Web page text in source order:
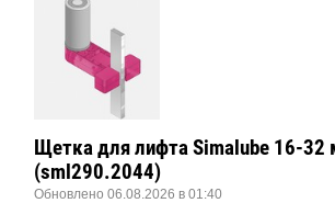
Щетка для лифта Simalube 16-32
(sml290.2044)
Обновлено 06.08.2026 в 01:40